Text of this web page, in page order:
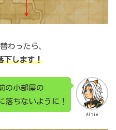
わったら、
下します！
Altie
の小部屋の
落ちないように！